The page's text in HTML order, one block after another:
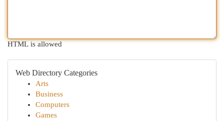
HTML is allowed
Web Directory Categories
Arts
Business
Computers
Games